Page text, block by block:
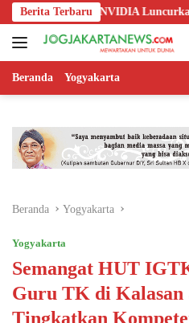
Langsung
ke
konten
Berita Terbaru
dan NVIDIA Luncurkan Zankore,
Beranda Yogyakarta
Beranda Yogyakarta
Yogyakarta
Semangat HUT
Guru TK di Kalasan
Tingkatkan